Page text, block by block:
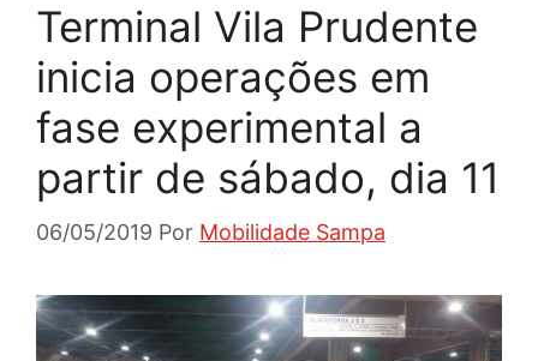
Terminal Vila Prudente
inicia operações em
fase experimental a
partir de sábado, dia 11
06/05/2019 Por Mobilidade Sampa